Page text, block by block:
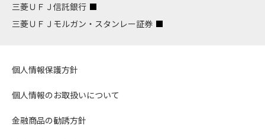
三菱ＵＦＪ信託銀行
三菱ＵＦＪモルガン・スタンレー証券
個人情報保護方針
個人情報のお取扱いについて
金融商品の勧誘方針